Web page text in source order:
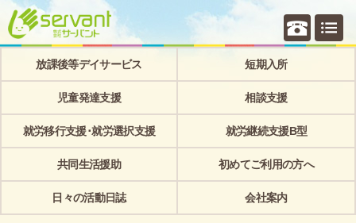
個別相
放課後等デイサービス 短期入所
児童発達支援 相談支援
就労移行支援･就労選択支援 就労継続支援B型
共同生活援助 初めてご利用の方へ
日々の活動日誌 会社案内